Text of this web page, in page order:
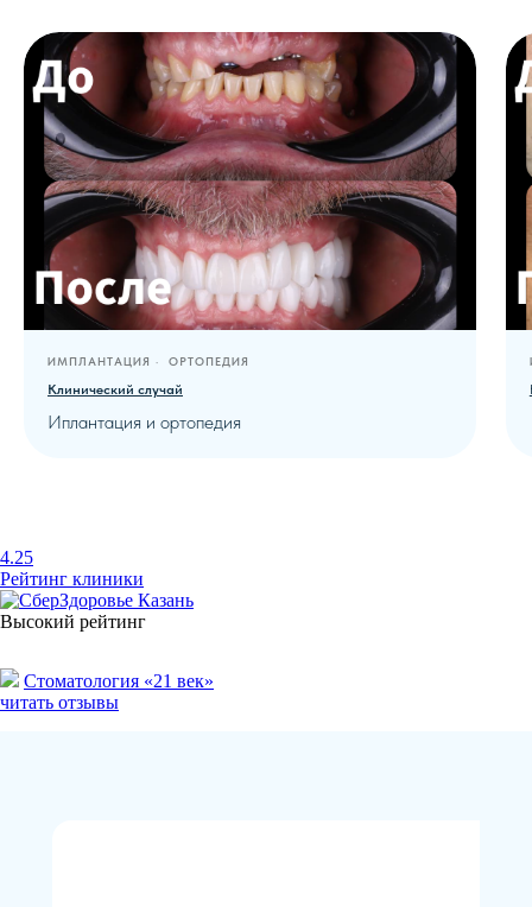
ИМПЛАНТАЦИЯ ОРТОПЕДИЯ
Клинический случай
Иплантация и ортопедия
4.25
Рейтинг клиники
Высокий рейтинг
Стоматология «21 век»
читать отзывы